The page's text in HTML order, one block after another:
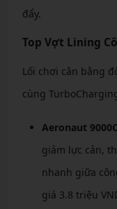
đẩy.
Top Vợt Lining
Lối chơi cân bằng
cùng
Aeronaut 9000C
giảm lực cản,
nhanh giữa
giá 3.8 triệu